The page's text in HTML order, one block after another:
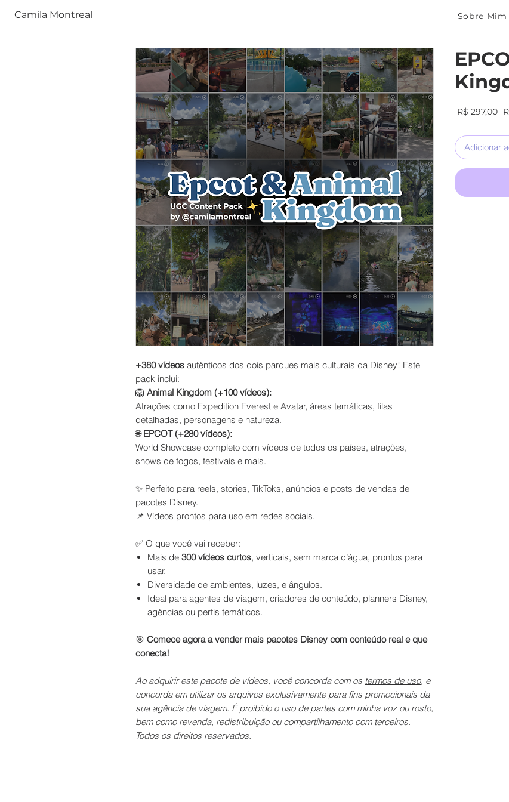
Camila Montreal Sobre Mim
+380 vídeos autênticos dos dois parques mais culturais da Disney! Este
pack inclui:
🦁 Animal Kingdom (+100 vídeos):
Atrações como Expedition Everest e Avatar, áreas temáticas, filas
detalhadas, personagens e natureza.
🌐EPCOT (+280 vídeos):
World Showcase completo com vídeos de todos os países, atrações,
shows de fogos, festivais e mais.
✨ Perfeito para reels, stories, TikToks, anúncios e posts de vendas de
pacotes Disney.
📌 Vídeos prontos para uso em redes sociais.
✅ O que você vai receber:
Mais de 300 vídeos curtos, verticais, sem marca d’água, prontos para
usar.
Diversidade de ambientes, luzes, e ângulos.
Ideal para agentes de viagem, criadores de conteúdo, planners Disney,
agências ou perfis temáticos.
🎯 Comece agora a vender mais pacotes Disney com conteúdo real e que
conecta!
Ao adquirir este pacote de vídeos, você concorda com os termos de uso, e
concorda em utilizar os arquivos exclusivamente para fins promocionais da
sua agência de viagem. É proibido o uso de partes com minha voz ou rosto,
bem como revenda, redistribuição ou compartilhamento com terceiros.
Todos os direitos reservados.
R$ 297,00
Adicionar